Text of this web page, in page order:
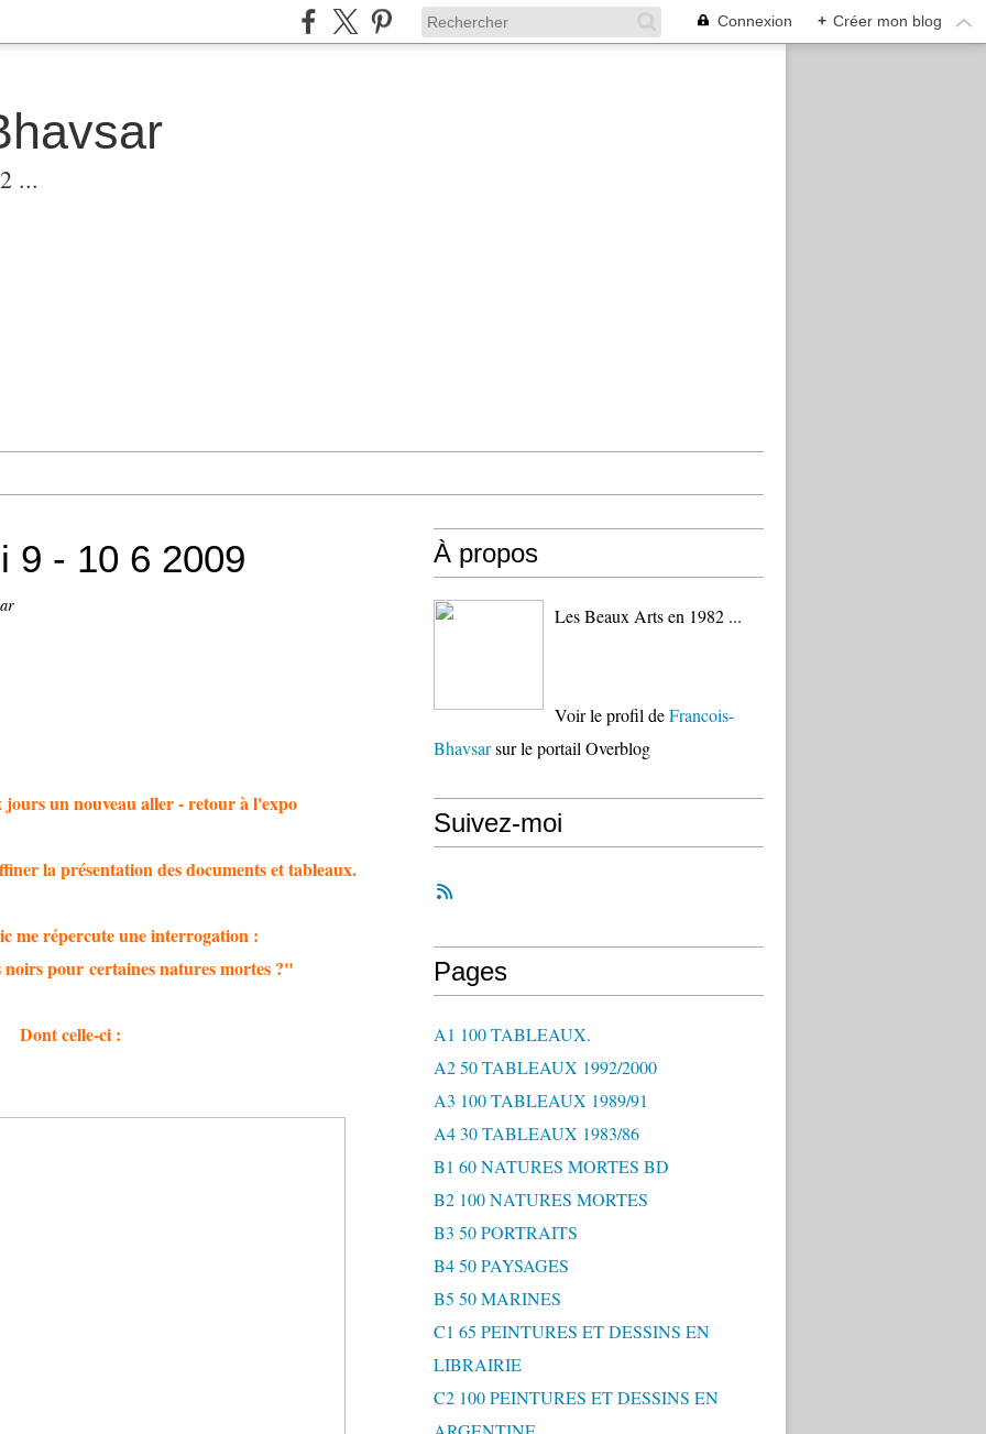
Connexion + Créer mon blog
...
9 - 10 6 2009
jours un nouveau aller - retour à l'expo
la présentation des documents et tableaux.
me répercute une interrogation :
pour certaines natures mortes ?"
Dont celle-ci :
À propos
Les Beaux Arts en 1982 ...
Voir le profil deFrancois-
Bhavsarsur le portail Overblog
Suivez-moi
Pages
A1 100 TABLEAUX.
A2 50 TABLEAUX 1992/2000
A3 100 TABLEAUX 1989/91
A4 30 TABLEAUX 1983/86
B1 60 NATURES MORTES BD
B2 100 NATURES MORTES
B3 50 PORTRAITS
B4 50 PAYSAGES
B5 50 MARINES
C1 65 PEINTURES ET DESSINS EN
LIBRAIRIE
C2 100 PEINTURES ET DESSINS EN